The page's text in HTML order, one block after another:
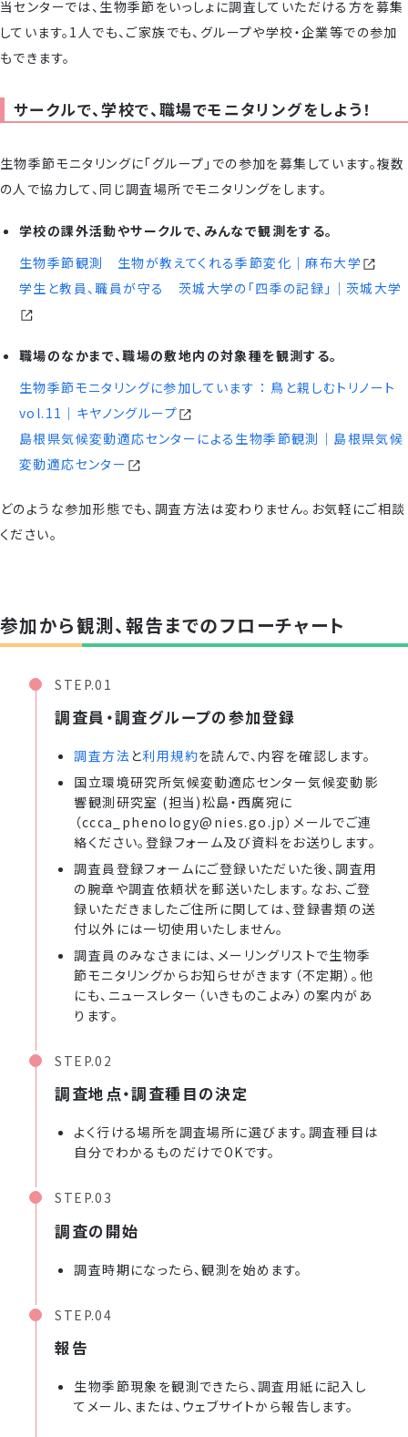
当センターでは、生物季節をいっしょに調査していただける方を募集
しています。1人でも、ご家族でも、グループや学校・企業等での参加
もできます。
サークルで、学校で、職場でモニタリングをしよう！
生物季節モニタリングに「グループ」での参加を募集しています。複数
の人で協力して、同じ調査場所でモニタリングをします。
学校の課外活動やサークルで、みんなで観測をする。
生物季節観測 生物が教えてくれる季節変化｜麻布大学
学生と教員、職員が守る 茨城大学の「四季の記録」｜茨城大学
職場のなかまで、職場の敷地内の対象種を観測する。
生物季節モニタリングに参加しています ： 鳥と親しむトリノート
vol.11｜キヤノングループ
島根県気候変動適応センターによる生物季節観測｜島根県気候
変動適応センター
どのような参加形態でも、調査方法は変わりません。お気軽にご相談
ください。
参加から観測、報告までのフローチャート
STEP.01
調査員・調査グループの参加登録
調査方法 と利用規約を読んで、内容を確認します。
国立環境研究所気候変動適応センター気候変動影
響観測研究室 (担当)松島・西廣宛に
（ccca_phenology@nies.go.jp）メールでご連
絡ください。登録フォーム及び資料をお送りします。
調査員登録フォームにご登録いただいた後、調査用
の腕章や調査依頼状を郵送いたします。なお、ご登
録いただきましたご住所に関しては、登録書類の送
付以外には一切使用いたしません。
調査員のみなさまには、メーリングリストで生物季
節モニタリングからお知らせがきます（不定期）。他
にも、ニュースレター（いきものこよみ）の案内があ
ります。
STEP.02
調査地点・調査種目の決定
よく行ける場所を調査場所に選びます。調査種目は
自分でわかるものだけでOKです。
STEP.03
調査の開始
調査時期になったら、観測を始めます。
STEP.04
報告
生物季節現象を観測できたら、調査用紙に記入し
てメール、または、ウェブサイトから報告します。